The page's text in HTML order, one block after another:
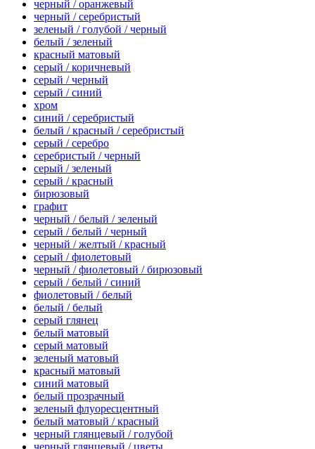
черный / оранжевый
черный / серебристый
зеленый / голубой / черный
белый / зеленый
красный матовый
серый / коричневый
серый / черный
серый / синий
хром
синий / серебристый
белый / красный / серебристый
серый / серебро
серебристый / черный
серый / зеленый
серый / красный
бирюзовый
графит
черный / белый / зеленый
серый / белый / черный
черный / желтый / красный
серый / фиолетовый
черный / фиолетовый / бирюзовый
серый / белый / синий
фиолетовый / белый
белый / белый
серый глянец
белый матовый
серый матовый
зеленый матовый
красный матовый
синий матовый
белый прозрачный
зеленый флуоресцентный
белый матовый / красный
черный глянцевый / голубой